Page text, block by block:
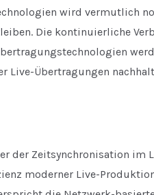
wird vermutlich
Die kontinuierliche
Übertragungen
der Zeitsynchronisation
moderner Live-